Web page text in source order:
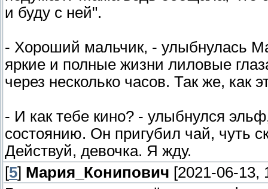
и буду с ней".
- Хороший мальчик, - улыбнулась
яркие и полные жизни лиловые
через несколько часов. Так же, как
- И как тебе кино? - улыбнулся
состоянию. Он пригубил чай, чуть
Действуй, девочка. Я жду.
[5] Мария_Конипович [2021-06-13,